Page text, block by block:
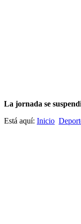
La jornada se
Está aquí: Inicio